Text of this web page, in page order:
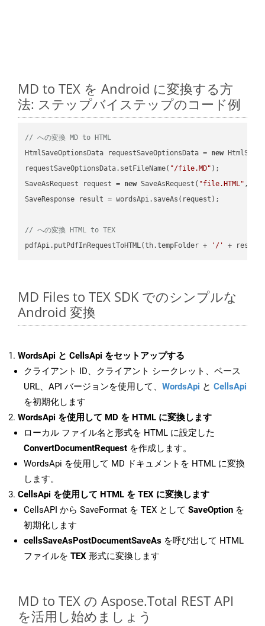
MD to TEX を Android に変換する方
法: ステップバイステップのコード例
// への変換 MD to HTML
HtmlSaveOptionsData requestSaveOptionsData = new
requestSaveOptionsData.setFileName( "/file.MD" );
SaveAsRequest request = new SaveAsRequest( "file.HTML"
SaveResponse result = wordsApi.saveAs(request);
// への変換 HTML to TEX
pdfApi.putPdfInRequestToHTML(th.tempFolder +
'/' +
MD Files to TEX SDK でのシンプルな
Android 変換
WordsApi と CellsApi をセットアップする
クライアント ID、クライアント シークレット、ベース
URL、API バージョンを使用して、 WordsApi と CellsApi
を初期化します
WordsApi を使用して MD を HTML に変換します
ローカル ファイル名と形式を HTML に設定した
ConvertDocumentRequest を作成します。
WordsApi を使用して MD ドキュメントを HTML に変換
します。
CellsApi を使用して HTML を TEX に変換します
CellsAPI から SaveFormat を TEX として SaveOption を
初期化します
cellsSaveAsPostDocumentSaveAs を呼び出して HTML
ファイルを TEX 形式に変換します
MD to TEX の Aspose.Total REST API
を活用し始めましょう